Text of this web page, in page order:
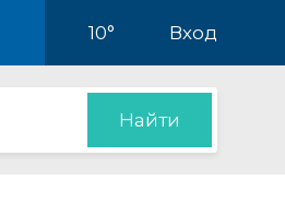
10° Вход
Найти